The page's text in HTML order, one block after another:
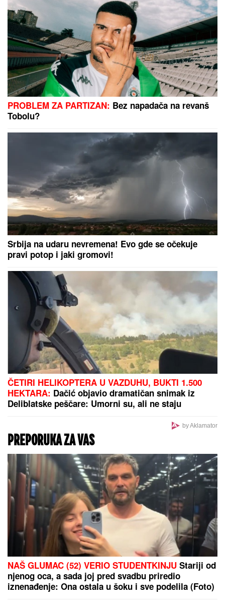
PROBLEM ZA PARTIZAN: Bez napadača na revanš
Tobolu?
Srbija na udaru nevremena! Evo gde se očekuje
pravi potop i jaki gromovi!
ČETIRI HELIKOPTERA U VAZDUHU, BUKTI 1.500
HEKTARA: Dačić objavio dramatičan snimak iz
Deliblatske peščare: Umorni su, ali ne staju
by Aklamator
PREPORUKA ZA VAS
NAŠ GLUMAC (52) VERIO STUDENTKINJU Stariji od
njenog oca, a sada joj pred svadbu priredio
iznenađenje: Ona ostala u šoku i sve podelila (Foto)